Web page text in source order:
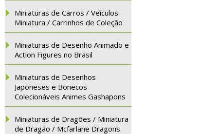
Miniaturas de Carros / Veículos
Miniatura / Carrinhos de Coleção
Miniaturas de Desenho Animado e
Action Figures no Brasil
Miniaturas de Desenhos
Japoneses e Bonecos
Colecionáveis Animes Gashapons
Miniaturas de Dragões / Miniatura
de Dragão / Mcfarlane Dragons